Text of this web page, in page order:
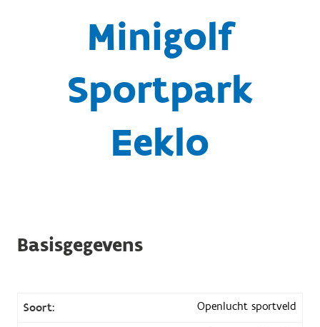
Minigolf
Sportpark
Eeklo
Basisgegevens
Soort: Openlucht sportveld